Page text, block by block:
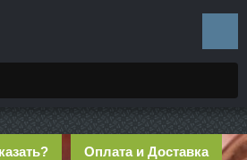
Оплата и Доставка